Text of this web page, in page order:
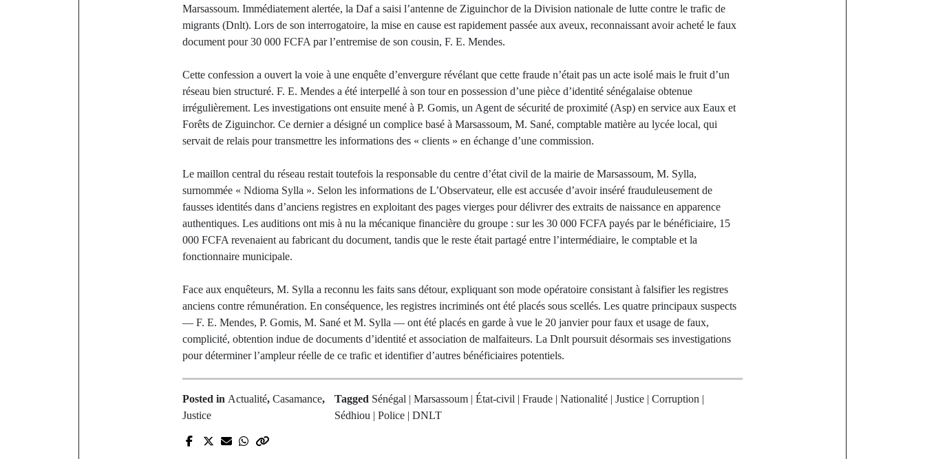
Marsassoum. Immédiatement alertée, la Daf a saisi l’antenne de Ziguinchor de la Division nationale de lutte contre le trafic de
migrants (Dnlt). Lors de son interrogatoire, la mise en cause est rapidement passée aux aveux, reconnaissant avoir acheté le faux
document pour 30 000 FCFA par l’entremise de son cousin, F. E. Mendes.
Cette confession a ouvert la voie à une enquête d’envergure révélant que cette fraude n’était pas un acte isolé mais le fruit d’un
réseau bien structuré. F. E. Mendes a été interpellé à son tour en possession d’une pièce d’identité sénégalaise obtenue
irrégulièrement. Les investigations ont ensuite mené à P. Gomis, un Agent de sécurité de proximité (Asp) en service aux Eaux et
Forêts de Ziguinchor. Ce dernier a désigné un complice basé à Marsassoum, M. Sané, comptable matière au lycée local, qui
servait de relais pour transmettre les informations des « clients » en échange d’une commission.
Le maillon central du réseau restait toutefois la responsable du centre d’état civil de la mairie de Marsassoum, M. Sylla,
surnommée « Ndioma Sylla ». Selon les informations de L’Observateur, elle est accusée d’avoir inséré frauduleusement de
fausses identités dans d’anciens registres en exploitant des pages vierges pour délivrer des extraits de naissance en apparence
authentiques. Les auditions ont mis à nu la mécanique financière du groupe : sur les 30 000 FCFA payés par le bénéficiaire, 15
000 FCFA revenaient au fabricant du document, tandis que le reste était partagé entre l’intermédiaire, le comptable et la
fonctionnaire municipale.
Face aux enquêteurs, M. Sylla a reconnu les faits sans détour, expliquant son mode opératoire consistant à falsifier les registres
anciens contre rémunération. En conséquence, les registres incriminés ont été placés sous scellés. Les quatre principaux suspects
— F. E. Mendes, P. Gomis, M. Sané et M. Sylla — ont été placés en garde à vue le 20 janvier pour faux et usage de faux,
complicité, obtention indue de documents d’identité et association de malfaiteurs. La Dnlt poursuit désormais ses investigations
pour déterminer l’ampleur réelle de ce trafic et identifier d’autres bénéficiaires potentiels.
Posted in Actualité, Casamance,
Justice
Tagged Sénégal | Marsassoum | État-civil | Fraude | Nationalité | Justice | Corruption |
Sédhiou | Police | DNLT